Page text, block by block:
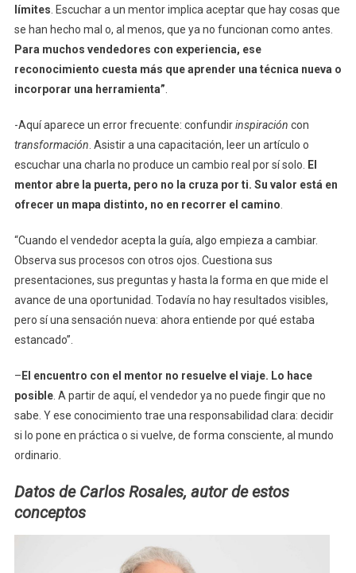
límites . Escuchar a un mentor implica aceptar que hay cosas que
se han hecho mal o, al menos, que ya no funcionan como antes.
Para muchos vendedores con experiencia, ese
reconocimiento cuesta más que aprender una técnica nueva o
incorporar una herramienta”
-Aquí aparece un error frecuente: confundirinspiración con
transformación . Asistir a una capacitación, leer un artículo o
escuchar una charla no produce un cambio real por sí solo.
El
mentor abre la puerta, pero no la cruza por ti. Su valor está en
ofrecer un mapa distinto, no en recorrer el camino
“Cuando el vendedor acepta la guía, algo empieza a cambiar.
Observa sus procesos con otros ojos. Cuestiona sus
presentaciones, sus preguntas y hasta la forma en que mide el
avance de una oportunidad. Todavía no hay resultados visibles,
pero sí una sensación nueva: ahora entiende por qué estaba
estancado”.
– El encuentro con el mentor no resuelve el viaje. Lo hace
posible. A partir de aquí, el vendedor ya no puede fingir que no
sabe. Y ese conocimiento trae una responsabilidad clara: decidir
si lo pone en práctica o si vuelve, de forma consciente, al mundo
ordinario.
Datos de Carlos Rosales, autor de estos
conceptos